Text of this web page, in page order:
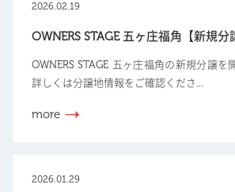
2026.02.19
OWNERS STAGE 五ヶ庄福角【新規分
OWNERS STAGE 五ヶ庄福角の新規分譲を
詳しくは分譲地情報をご確認くださ...
more
2026.01.29